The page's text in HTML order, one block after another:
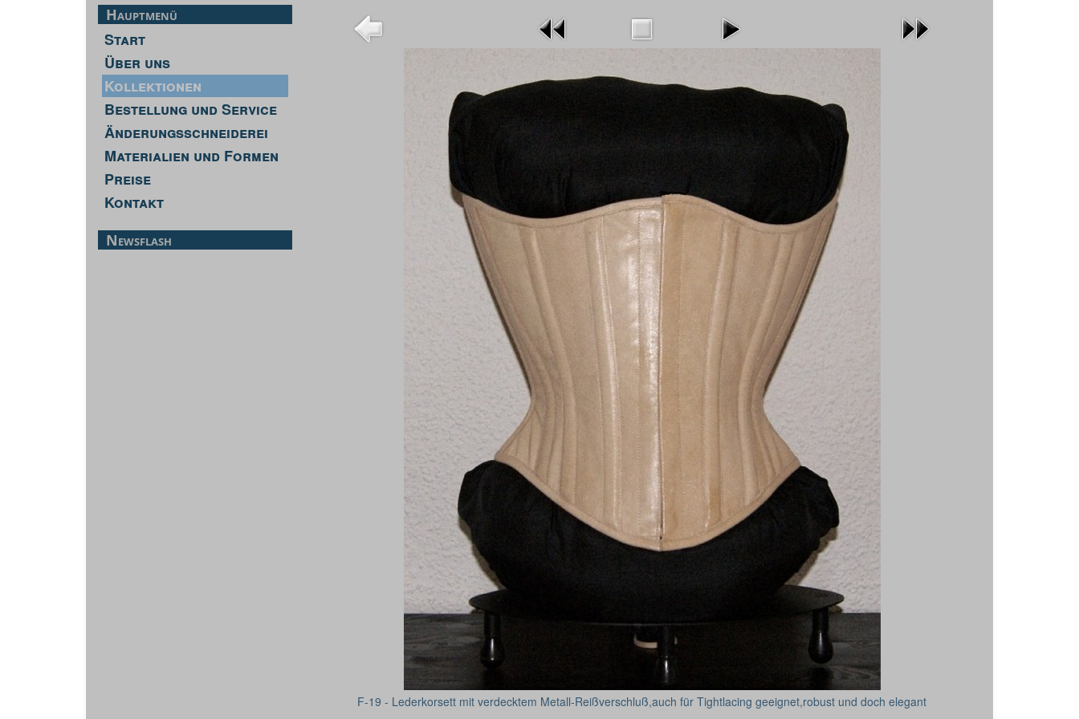
Hauptmenü
Start
Über uns
Kollektionen
Bestellung und Service
Änderungsschneiderei
Materialien und Formen
Preise
Kontakt
Newsflash
F-19 - Lederkorsett mit verdecktem Metall-Reißverschluß,auch für Tightlacing geeignet,robust und doch elegant